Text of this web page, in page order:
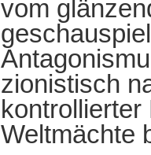
vom
zionistisch
Weltmächte